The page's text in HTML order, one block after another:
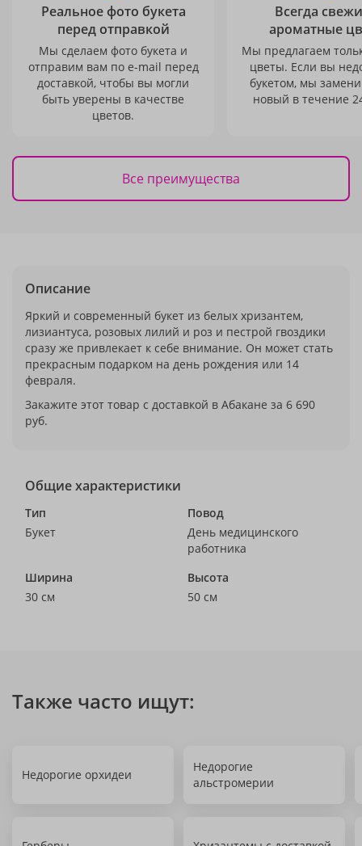
Реальное фото букета
перед отправкой
Мы сделаем фото букета и
отправим вам по e-mail перед
доставкой, чтобы вы могли
быть уверены в качестве
цветов.
Всегда
ароматные
Мы предлагаем
цветы. Если вы
букетом, мы
новый в течение
Все преимущества
Описание
Яркий и современный букет из белых хризантем,
лизиантуса, розовых лилий и роз и пестрой гвоздики
сразу же привлекает к себе внимание. Он может стать
прекрасным подарком на день рождения или 14
февраля.
Закажите этот товар с доставкой в Абакане за 6 690
руб.
Общие характеристики
Тип
Букет
Повод
День медицинского
работника
Ширина
30 см
Высота
50 см
Также часто ищут:
Недорогие орхидеи
Недорогие
альстромерии